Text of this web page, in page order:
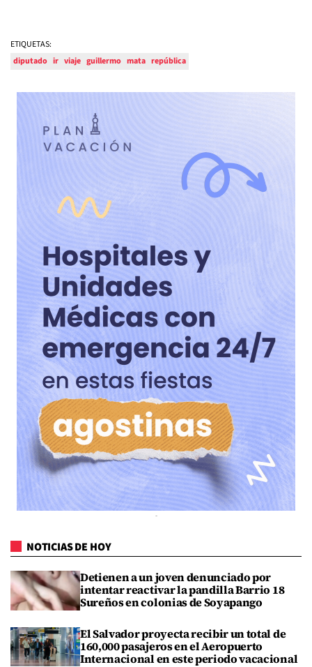
ETIQUETAS:
diputado ir viaje guillermo mata república
NOTICIAS DE HOY
Detienen a un joven denunciado por
intentar reactivar la pandilla Barrio 18
Sureños en colonias de Soyapango
El Salvador proyecta recibir un total de
160,000 pasajeros en el Aeropuerto
Internacional en este periodo vacacional